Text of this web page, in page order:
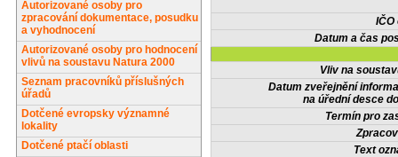
Autorizované osoby pro
zpracování dokumentace, posudku
a vyhodnocení
Autorizované osoby pro hodnocení
vlivů na soustavu Natura 2000
Seznam pracovníků příslušných
úřadů
Dotčené evropsky významné
lokality
Dotčené ptačí oblasti
IČO
Datum a čas
Vliv na
Datum zveřejnění
na úřední desce
Termín pro
Text